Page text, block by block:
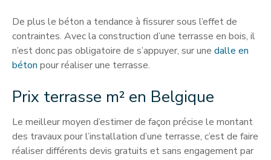
De plus le béton a tendance à fissurer sous l’effet de
contraintes. Avec la construction d’une terrasse en bois, il
n’est donc pas obligatoire de s’appuyer, sur une dalle en
béton pour réaliser une terrasse.
Prix terrasse m² en Belgique
Le meilleur moyen d’estimer de façon précise le montant
des travaux pour l’installation d’une terrasse, c’est de faire
réaliser différents devis gratuits et sans engagement par